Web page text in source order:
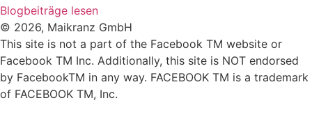
Blogbeiträge lesen
© 2026, Maikranz GmbH
This site is not a part of the Facebook TM website or
Facebook TM Inc. Additionally, this site is NOT endorsed
by FacebookTM in any way. FACEBOOK TM is a trademark
of FACEBOOK TM, Inc.